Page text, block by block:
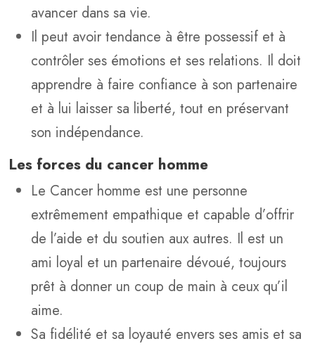
avancer dans sa vie.
Il peut avoir tendance à être possessif et à
contrôler ses émotions et ses relations. Il doit
apprendre à faire confiance à son partenaire
et à lui laisser sa liberté, tout en préservant
son indépendance.
Les forces du cancer homme
Le Cancer homme est une personne
extrêmement empathique et capable d’offrir
de l’aide et du soutien aux autres. Il est un
ami loyal et un partenaire dévoué, toujours
prêt à donner un coup de main à ceux qu’il
aime.
Sa fidélité et sa loyauté envers ses amis et sa